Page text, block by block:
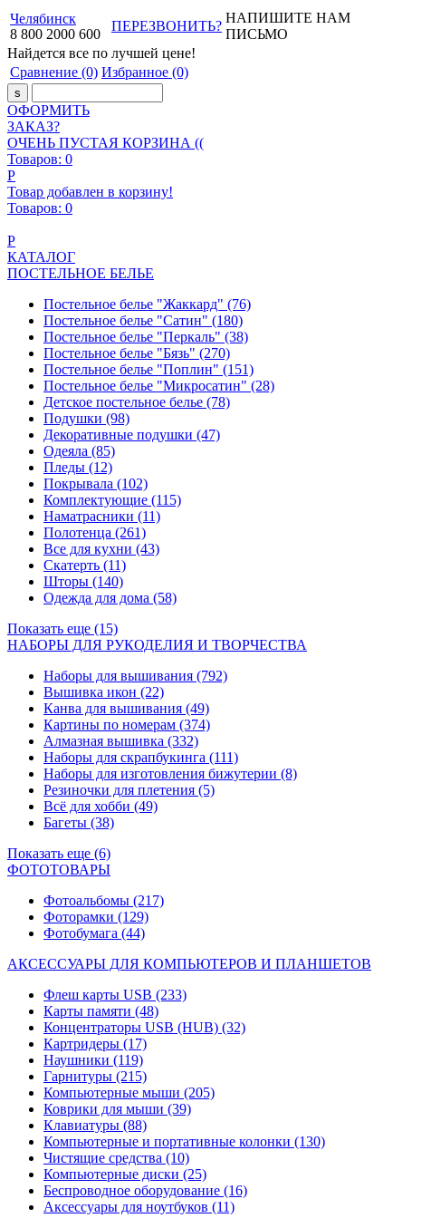
Челябинск
8 800 2000 600
ПЕРЕЗВОНИТЬ?
НАПИШИТЕ НАМ
ПИСЬМО
Найдется все по лучшей цене!
Сравнение (0) Избранное (0)
ОФОРМИТЬ
ЗАКАЗ?
ОЧЕНЬ ПУСТАЯ КОРЗИНА ((
Товаров: 0
Р
Товар добавлен в корзину!
Товаров: 0
Р
КАТАЛОГ
ПОСТЕЛЬНОЕ БЕЛЬЕ
Постельное белье "Жаккард" (76)
Постельное белье "Сатин" (180)
Постельное белье "Перкаль" (38)
Постельное белье "Бязь" (270)
Постельное белье "Поплин" (151)
Постельное белье "Микросатин" (28)
Детское постельное белье (78)
Подушки (98)
Декоративные подушки (47)
Одеяла (85)
Пледы (12)
Покрывала (102)
Комплектующие (115)
Наматрасники (11)
Полотенца (261)
Все для кухни (43)
Скатерть (11)
Шторы (140)
Одежда для дома (58)
Показать еще (15)
НАБОРЫ ДЛЯ РУКОДЕЛИЯ И ТВОРЧЕСТВА
Наборы для вышивания (792)
Вышивка икон (22)
Канва для вышивания (49)
Картины по номерам (374)
Алмазная вышивка (332)
Наборы для скрапбукинга (111)
Наборы для изготовления бижутерии (8)
Резиночки для плетения (5)
Всё для хобби (49)
Багеты (38)
Показать еще (6)
ФОТОТОВАРЫ
Фотоальбомы (217)
Фоторамки (129)
Фотобумага (44)
АКСЕССУАРЫ ДЛЯ КОМПЬЮТЕРОВ И ПЛАНШЕТОВ
Флеш карты USB (233)
Карты памяти (48)
Концентраторы USB (HUB) (32)
Картридеры (17)
Наушники (119)
Гарнитуры (215)
Компьютерные мыши (205)
Коврики для мыши (39)
Клавиатуры (88)
Компьютерные и портативные колонки (130)
Чистящие средства (10)
Компьютерные диски (25)
Беспроводное оборудование (16)
Аксессуары для ноутбуков (11)